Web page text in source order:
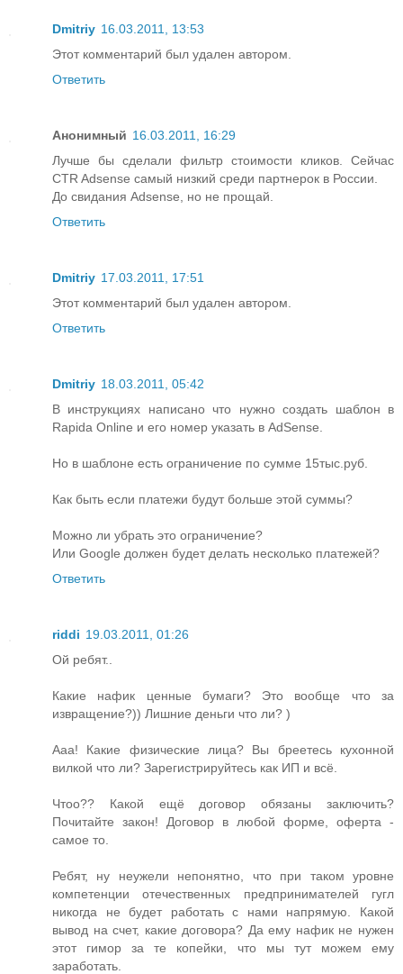
Dmitriy 16.03.2011, 13:53
Этот комментарий был удален автором.
Ответить
Анонимный 16.03.2011, 16:29
Лучше бы сделали фильтр стоимости кликов. Сейчас
CTR Adsense самый низкий среди партнерок в России.
До свидания Adsense, но не прощай.
Ответить
Dmitriy 17.03.2011, 17:51
Этот комментарий был удален автором.
Ответить
Dmitriy 18.03.2011, 05:42
В инструкциях написано что нужно создать шаблон в
Rapida Online и его номер указать в AdSense.
Но в шаблоне есть ограничение по сумме 15тыс.руб.
Как быть если платежи будут больше этой суммы?
Можно ли убрать это ограничение?
Или Google должен будет делать несколько платежей?
Ответить
riddi 19.03.2011, 01:26
Ой ребят..
Какие нафик ценные бумаги? Это вообще что за
извращение?)) Лишние деньги что ли? )
Ааа! Какие физические лица? Вы бреетесь кухонной
вилкой что ли? Зарегистрируйтесь как ИП и всё.
Чтоо?? Какой ещё договор обязаны заключить?
Почитайте закон! Договор в любой форме, оферта -
самое то.
Ребят, ну неужели непонятно, что при таком уровне
компетенции отечественных предпринимателей гугл
никогда не будет работать с нами напрямую. Какой
вывод на счет, какие договора? Да ему нафик не нужен
этот гимор за те копейки, что мы тут можем ему
заработать.